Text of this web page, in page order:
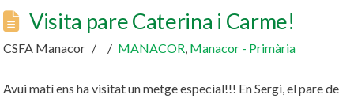
Visita pare Caterina i Carme!
CSFA Manacor MANACOR, Manacor - Primària
Avui matí ens ha visitat un metge especial!!! En Sergi, el pare de